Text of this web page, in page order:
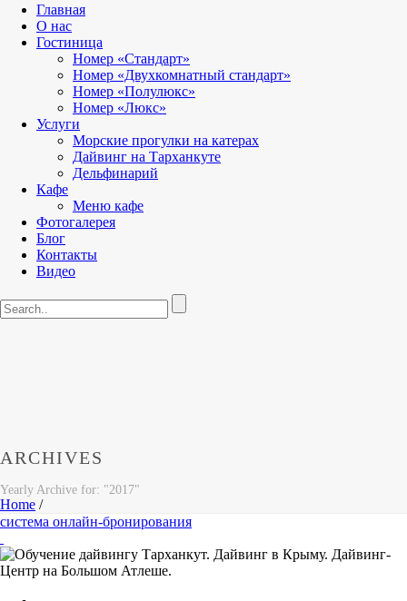
Главная
О нас
Гостиница
Номер «Стандарт»
Номер «Двухкомнатный стандарт»
Номер «Полулюкс»
Номер «Люкс»
Услуги
Морские прогулки на катерах
Дайвинг на Тарханкуте
Дельфинарий
Кафе
Меню кафе
Фотогалерея
Блог
Контакты
Видео
ARCHIVES
Yearly Archive for: "2017"
Home /
система онлайн-бронирования